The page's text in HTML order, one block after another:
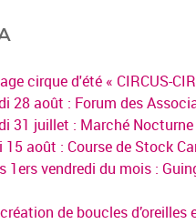
cirque d'été « CIRCUS-
28 août : Forum des
31 juillet : Marché Nocturne
15 août : Course de Stock
1ers vendredi du mois :
de boucles d’oreilles